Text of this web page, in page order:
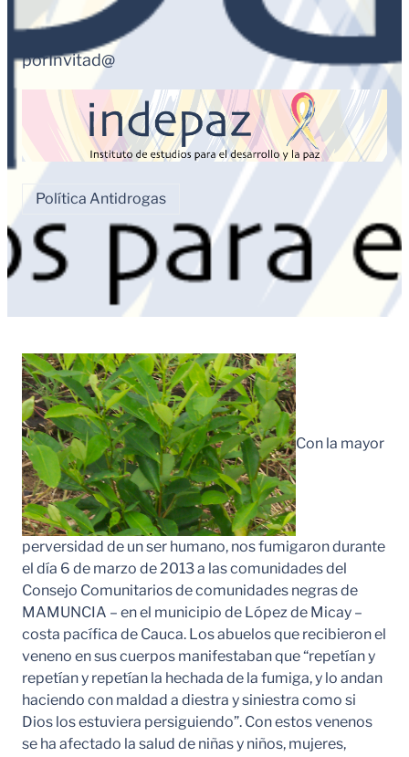
porInvitad@
Política Antidrogas
Con la mayor
perversidad de un ser humano, nos fumigaron durante
el día 6 de marzo de 2013 a las comunidades del
Consejo Comunitarios de comunidades negras de
MAMUNCIA – en el municipio de López de Micay –
costa pacífica de Cauca. Los abuelos que recibieron el
veneno en sus cuerpos manifestaban que “repetían y
repetían y repetían la hechada de la fumiga, y lo andan
haciendo con maldad a diestra y siniestra como si
Dios los estuviera persiguiendo”. Con estos venenos
se ha afectado la salud de niñas y niños, mujeres,